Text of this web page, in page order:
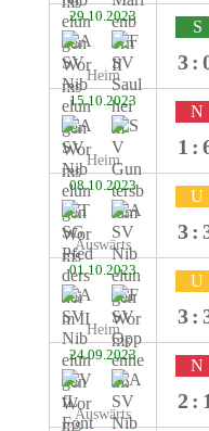
29.10.2023
Heim
S
15.10.2023
Heim
N
08.10.2023
Auswärts
U
01.10.2023
Heim
U
24.09.2023
Auswärts
N
2:1